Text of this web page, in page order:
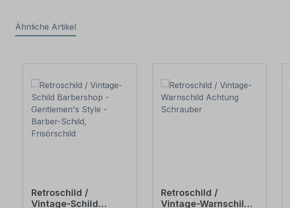
Ähnliche Artikel
Retroschild /
Vintage-Schild
Retroschild /
Vintage-Warnschild